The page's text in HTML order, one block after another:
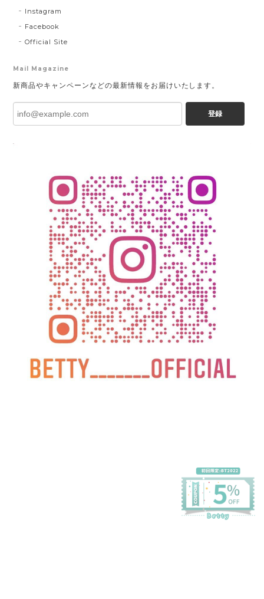
Instagram
Facebook
Official Site
Mail Magazine
新商品やキャンペーンなどの最新情報をお届けいたします。
登録